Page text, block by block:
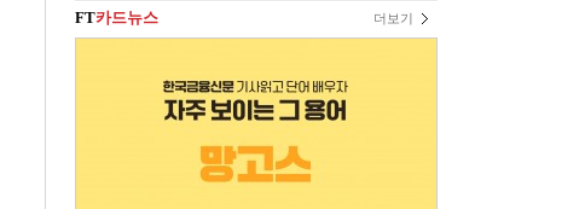
FT카드뉴스 더보기